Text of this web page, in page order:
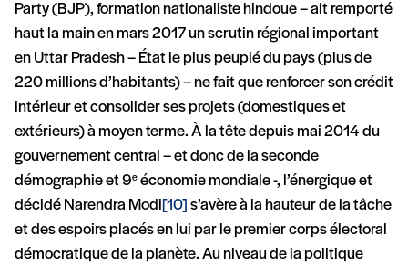
Party (BJP), formation nationaliste hindoue – ait remporté
haut la main en mars 2017 un scrutin régional important
en Uttar Pradesh – État le plus peuplé du pays (plus de
220 millions d’habitants) – ne fait que renforcer son crédit
intérieur et consolider ses projets (domestiques et
extérieurs) à moyen terme. À la tête depuis mai 2014 du
gouvernement central – et donc de la seconde
démographie et 9e économie mondiale -, l’énergique et
décidé Narendra Modi[10] s’avère à la hauteur de la tâche
et des espoirs placés en lui par le premier corps électoral
démocratique de la planète. Au niveau de la politique